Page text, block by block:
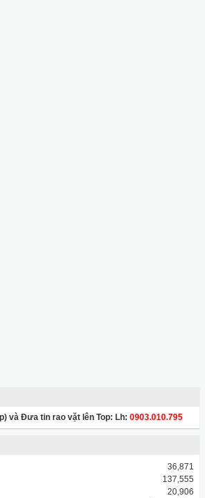
và Đưa tin rao vặt lên Top: Lh: 0903.010.795
36,871
137,555
20,906